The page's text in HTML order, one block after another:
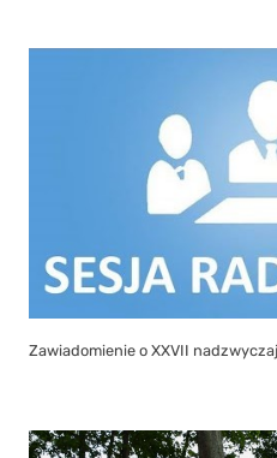
Zawiadomienie o XXVII